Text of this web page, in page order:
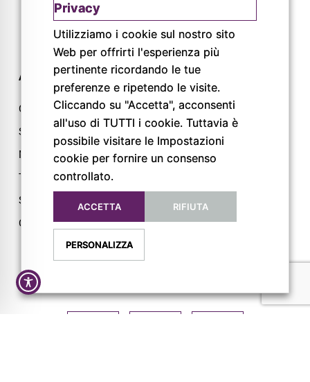
AZIENDA
Chi siamo
Servizi
Magazine
Trail
Shop
Cataloghi
CONTATTI
Via L. Lama, 2
43044 Lemignano PR
Tel: 0521 805945
info@pigrecoservizi.it
Privacy
Utilizziamo i cookie sul nostro sito
Web per offrirti l'esperienza più
pertinente ricordando le tue
preferenze e ripetendo le visite.
Cliccando su "Accetta", acconsenti
all'uso di TUTTI i cookie. Tuttavia è
possibile visitare le Impostazioni
cookie per fornire un consenso
controllato.
ACCETTA RIFIUTA
PERSONALIZZA